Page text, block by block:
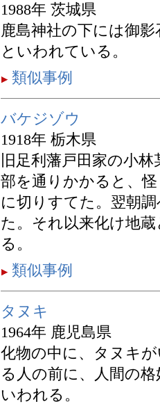
1988年 茨城県
鹿島神社の下には御
といわれている。
類似事例
バケジゾウ
1918年 栃木県
旧足利藩戸田家の小
部を通りかかると、
に切りすてた。翌朝
た。それ以来化け地
る。
類似事例
タヌキ
1964年 鹿児島県
化物の中に、タヌキ
る人の前に、人間の
いわれる。